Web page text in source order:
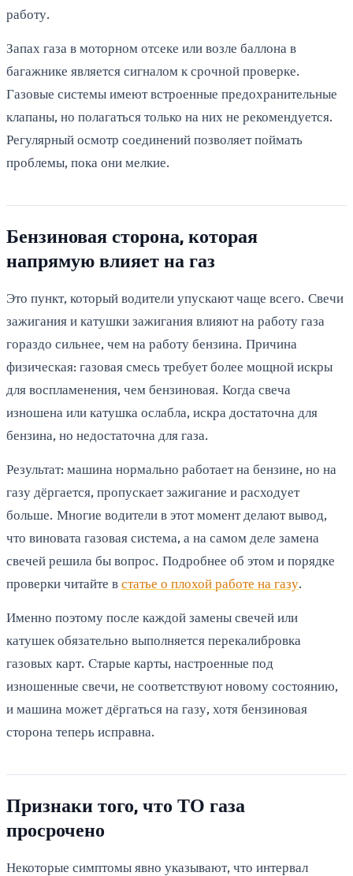
работу.
Запах газа в моторном отсеке или возле баллона в
багажнике является сигналом к срочной проверке.
Газовые системы имеют встроенные предохранительные
клапаны, но полагаться только на них не рекомендуется.
Регулярный осмотр соединений позволяет поймать
проблемы, пока они мелкие.
Бензиновая сторона, которая
напрямую влияет на газ
Это пункт, который водители упускают чаще всего. Свечи
зажигания и катушки зажигания влияют на работу газа
гораздо сильнее, чем на работу бензина. Причина
физическая: газовая смесь требует более мощной искры
для воспламенения, чем бензиновая. Когда свеча
изношена или катушка ослабла, искра достаточна для
бензина, но недостаточна для газа.
Результат: машина нормально работает на бензине, но на
газу дёргается, пропускает зажигание и расходует
больше. Многие водители в этот момент делают вывод,
что виновата газовая система, а на самом деле замена
свечей решила бы вопрос. Подробнее об этом и порядке
проверки читайте встатье о плохой работе на газу.
Именно поэтому после каждой замены свечей или
катушек обязательно выполняется перекалибровка
газовых карт. Старые карты, настроенные под
изношенные свечи, не соответствуют новому состоянию,
и машина может дёргаться на газу, хотя бензиновая
сторона теперь исправна.
Признаки того, что ТО газа
просрочено
Некоторые симптомы явно указывают, что интервал